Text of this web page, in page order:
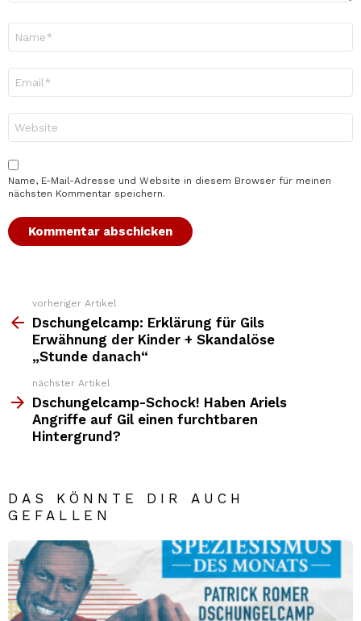
Mail-
Adresse
*
Name, E-Mail-Adresse und Website in diesem Browser für meinen
nächsten Kommentar speichern.
Weitere
Top
News
vorheriger Artikel
Dschungelcamp: Erklärung für Gils
Erwähnung der Kinder + Skandalöse
„Stunde danach“
nächster Artikel
Dschungelcamp-Schock! Haben Ariels
Angriffe auf Gil einen furchtbaren
Hintergrund?
DAS KÖNNTE DIR AUCH
GEFALLEN